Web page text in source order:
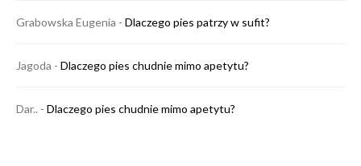
Grabowska Eugenia - Dlaczego pies patrzy w sufit?
Jagoda - Dlaczego pies chudnie mimo apetytu?
Dar.. - Dlaczego pies chudnie mimo apetytu?